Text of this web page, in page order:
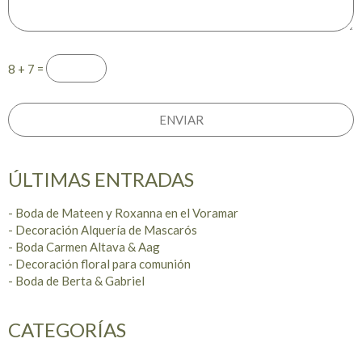
8 + 7 =
ÚLTIMAS ENTRADAS
- Boda de Mateen y Roxanna en el Voramar
- Decoración Alquería de Mascarós
- Boda Carmen Altava & Aag
- Decoración floral para comunión
- Boda de Berta & Gabriel
CATEGORÍAS